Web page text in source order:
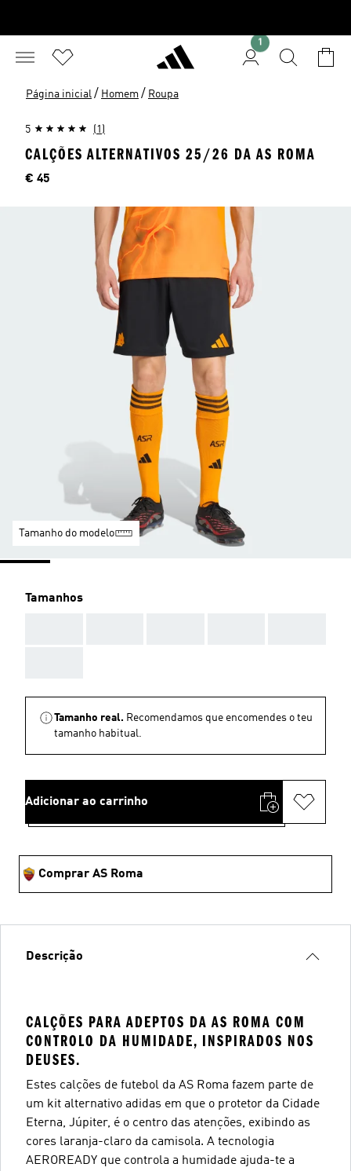
1
Página inicial / Homem / Roupa
5 (1)
CALÇÕES ALTERNATIVOS 25/26 DA AS ROMA
Preço
€ 45
Tamanho do modelo
Tamanhos
Tamanho real. Recomendamos que encomendes o teu
tamanho habitual.
Adicionar ao carrinho
Comprar AS Roma
Descrição
CALÇÕES PARA ADEPTOS DA AS ROMA COM
CONTROLO DA HUMIDADE, INSPIRADOS NOS
DEUSES.
Estes calções de futebol da AS Roma fazem parte de
um kit alternativo adidas em que o protetor da Cidade
Eterna, Júpiter, é o centro das atenções, exibindo as
cores laranja-claro da camisola. A tecnologia
AEROREADY que controla a humidade ajuda-te a